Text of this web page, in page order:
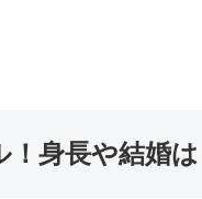
身長や結婚は